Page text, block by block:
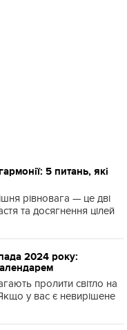
5 питань, які
рівновага — це дві
та досягнення цілей
2024 року:
пролити світло на
Якщо у вас є невирішене